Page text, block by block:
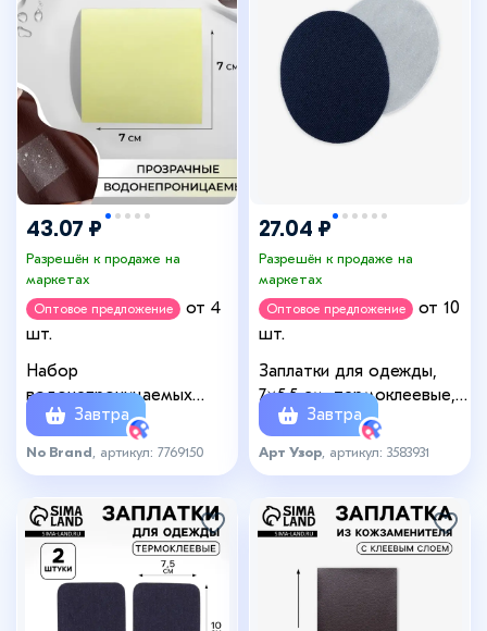
43.07 ₽
Разрешён к продаже на
маркетах
Оптовое предложение
от 4
шт.
Набор
водонепроницаемых
заплаток, 7×7 см, 5 шт.,
цвет прозрачный
Завтра
No Brand , артикул: 7769150
27.04 ₽
Разрешён к продаже на
маркетах
Оптовое предложение
от 10
шт.
Заплатки для одежды,
7×5.5 см, термоклеевые,
пара, синие
Завтра
Арт Узор , артикул: 3583931